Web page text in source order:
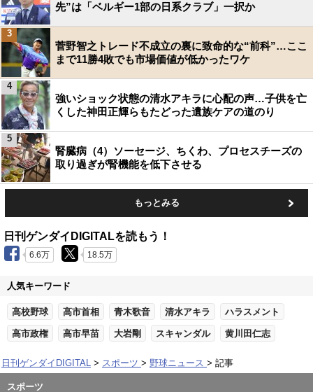
先”は「ベルギー1部の日系クラブ」一択か
菅野智之トレード不成立の裏に致命的な“前科”…ここ
まで11勝4敗でも市場価値が低かったワケ
3
強いショック状態の清水アキラに心配の声…子供を亡
くした神田正輝らもたどった遺族ケアの道のり
4
腎臓病（4）ソーセージ、ちくわ、プロセスチーズの
取り過ぎが腎機能を低下させる
5
もっとみる
日刊ゲンダイDIGITALを読もう！
6.6万 18.5万
人気キーワード
高校野球 高市首相 青木歌音 清水アキラ ハラスメント
高市政権 高市早苗 大岩剛 スキャンダル 黄川田仁志
日刊ゲンダイDIGITAL スポーツ 野球ニュース 記事
スポーツ